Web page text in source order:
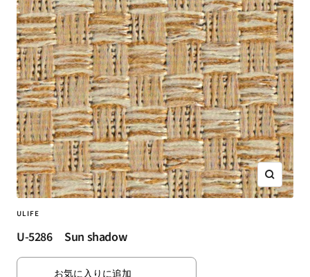
エ
イ
ン
テ
リ
ア
プ
ロ
ダ
ク
ツ
（SUMINOE
Interior
Co.,
for
ズ
ー
ULIFE
U-5286 Sun shadow
お気に入りに追加